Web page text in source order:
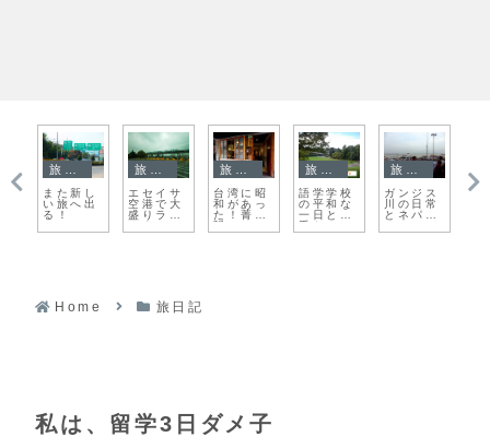
また新し
い旅へ出
る！
エセイサ
空港で大
盛りラン
チを
台湾に昭
和があっ
た！菁桐
駅
語学学校
の平和な
一日と苦
手なニュ
ージーラ
ガンジス
川の日常
とネパー
スチケッ
な
Home 旅日記
私は、留学3日ダメ子